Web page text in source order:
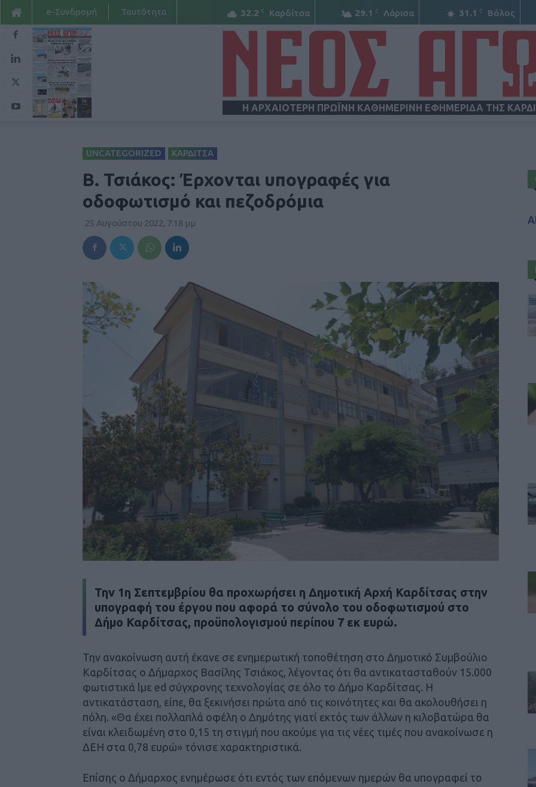
32.2 C Καρδίτσα 29.1 C Λάρισα 31.1 C Βόλος
e-Συνδρομή Ταυτότητα
Η ΑΡΧΑΙΟΤΕΡΗ ΠΡΩΪΝΗ ΚΑΘΗΜΕΡΙΝΗ ΕΦΗΜΕΡΙΔΑ ΤΗΣ
UNCATEGORIZED ΚΑΡΔΙΤΣΑ
Β. Τσιάκος: Έρχονται υπογραφές για
οδοφωτισμό και πεζοδρόμια
25 Αυγούστου 2022, 7:18 μμ
Την 1η Σεπτεμβρίου θα προχωρήσει η Δημοτική Αρχή Καρδίτσας στην
υπογραφή του έργου που αφορά το σύνολο του οδοφωτισμού στο
Δήμο Καρδίτσας, προϋπολογισμού περίπου 7 εκ ευρώ.
Την ανακοίνωση αυτή έκανε σε ενημερωτική τοποθέτηση στο Δημοτικό Συμβούλιο
Καρδίτσας ο Δήμαρχος Βασίλης Τσιάκος, λέγοντας ότι θα αντικατασταθούν 15.000
φωτιστικά lμε ed σύγχρονης τεχνολογίας σε όλο το Δήμο Καρδίτσας. Η
αντικατάσταση, είπε, θα ξεκινήσει πρώτα από τις κοινότητες και θα ακολουθήσει η
πόλη. «Θα έχει πολλαπλά οφέλη ο Δημότης γιατί εκτός των άλλων η κιλοβατώρα θα
είναι κλειδωμένη στο 0,15 τη στιγμή που ακούμε για τις νέες τιμές που ανακοίνωσε η
ΔΕΗ στα 0,78 ευρώ» τόνισε χαρακτηριστικά.
Επίσης ο Δήμαρχος ενημέρωσε ότι εντός των επόμενων ημερών θα υπογραφεί το